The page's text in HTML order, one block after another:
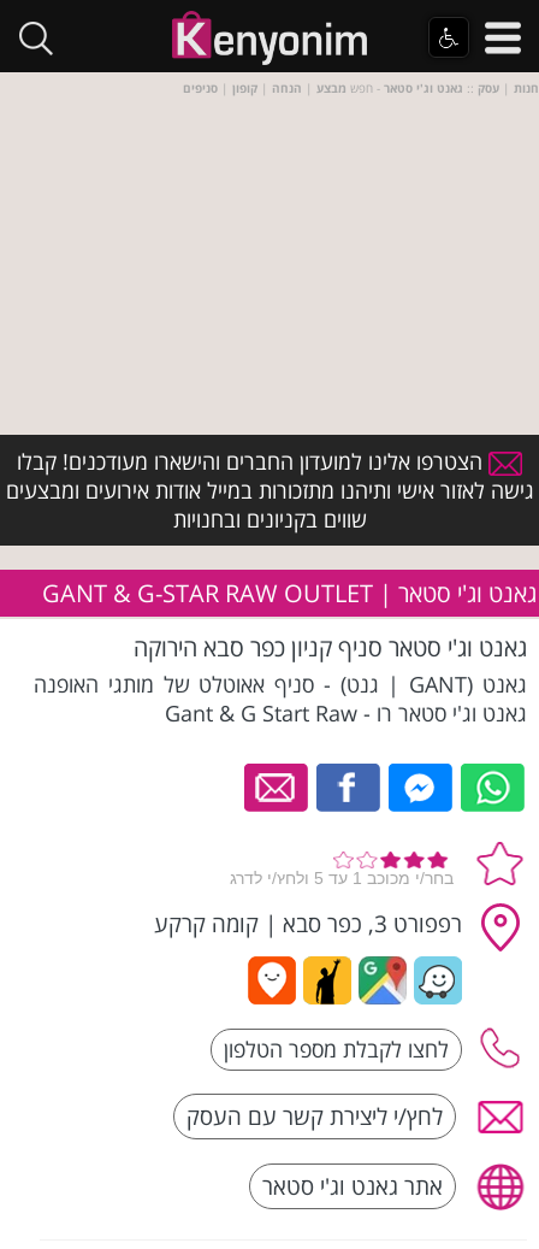
חנות | עסק :: גאנט וג'י סטאר - חפש מבצע | הנחה | קופון | סניפים
הצטרפו אלינו למועדון החברים והישארו מעודכנים! קבלו
גישה לאזור אישי ותיהנו מתזכורות במייל אודות אירועים ומבצעים
שווים בקניונים ובחנויות
גאנט וג'י סטאר | GANT & G-STAR RAW OUTLET
גאנט וג'י סטאר סניף קניון כפר סבא הירוקה
גאנט (GANT | גנט) - סניף אאוטלט של מותגי האופנה
גאנט וג'י סטאר רו - Gant & G Start Raw
רפפורט 3, כפר סבא | קומה קרקע
לחץ/י ליצירת קשר עם העסק
אתר גאנט וג'י סטאר